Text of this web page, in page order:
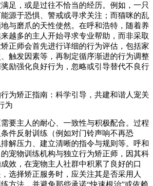
足，或是过往不恰当的经历。例如，一只
源于恐惧、警戒或寻求关注；而猫咪的乱
与磨爪的天性使然。在呼和浩特，随着养
越多的主人开始寻求专业帮助，而非采取
正师会首先进行详细的行为评估，包括家
触发因素等，再制定循序渐进的行为调整
励强化良好行为，忽略或引导替代不良行
主人的耐心、一致性与积极配合。过程
件反射训练（例如对门铃声响不再恐
解压力、建立清晰的指令与规则等。呼和
宠物训练机构与独立行为矫正师，因其科
效，在宠物主人社群中积累了良好的口
选择矫正服务时，应关注其是否采用人
方法，并避免那些承诺“快速根治”或依赖